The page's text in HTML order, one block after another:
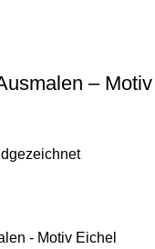
– Motiv
- Motiv Eichel